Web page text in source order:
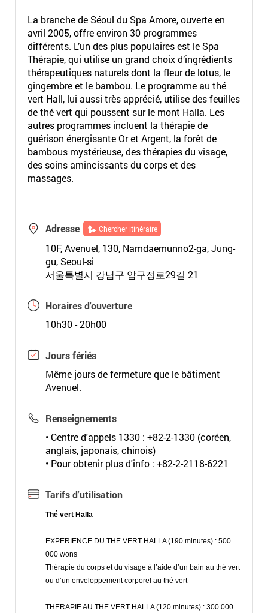
La branche de Séoul du Spa Amore, ouverte en
avril 2005, offre environ 30 programmes
différents. L’un des plus populaires est le Spa
Thérapie, qui utilise un grand choix d’ingrédients
thérapeutiques naturels dont la fleur de lotus, le
gingembre et le bambou. Le programme au thé
vert Hall, lui aussi très apprécié, utilise des feuilles
de thé vert qui poussent sur le mont Halla. Les
autres programmes incluent la thérapie de
guérison énergisante Or et Argent, la forêt de
bambous mystérieuse, des thérapies du visage,
des soins amincissants du corps et des
massages.
Adresse Chercher itinéraire
10F, Avenuel, 130, Namdaemunno2-ga, Jung-
gu, Seoul-si
서울특별시 강남구 압구정로29길 21
Horaires d'ouverture
10h30 - 20h00
Jours fériés
Même jours de fermeture que le bâtiment
Avenuel.
Renseignements
• Centre d'appels 1330 : +82-2-1330 (coréen,
anglais, japonais, chinois)
• Pour obtenir plus d'info : +82-2-2118-6221
Tarifs d'utilisation
Thé vert Halla
EXPERIENCE DU THE VERT HALLA (190 minutes) : 500
000 wons
Thérapie du corps et du visage à l’aide d’un bain au thé vert
ou d’un enveloppement corporel au thé vert
THERAPIE AU THE VERT HALLA (120 minutes) : 300 000